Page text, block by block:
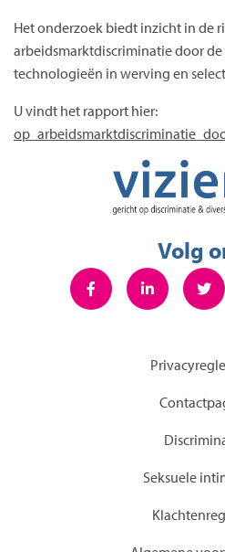
Het onderzoek biedt inzicht in de
arbeidsmarktdiscriminatie door
technologieën in werving en
U vindt het rapport hier:
Volg
Seksuele